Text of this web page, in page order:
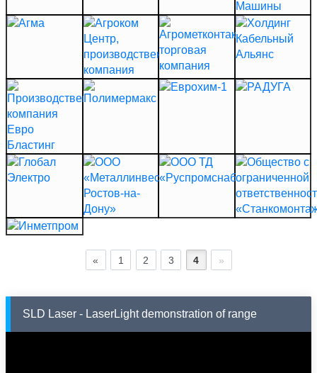
« 1 2 3 4 »
SLD Laser - LaserLight demonstration of range